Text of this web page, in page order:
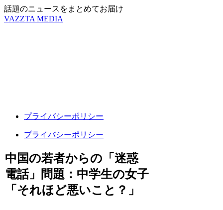
話題のニュースをまとめてお届け
VAZZTA MEDIA
プライバシーポリシー
プライバシーポリシー
中国の若者からの「迷惑
電話」問題：中学生の女子
「それほど悪いこと？」